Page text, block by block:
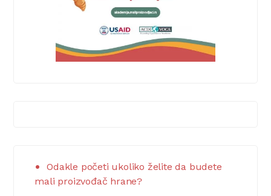
Odakle početi ukoliko želite da budete
mali proizvođač hrane?